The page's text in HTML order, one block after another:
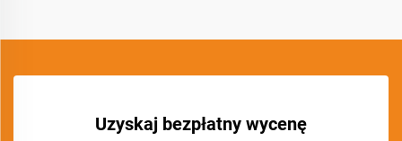
Uzyskaj bezpłatny wycenę